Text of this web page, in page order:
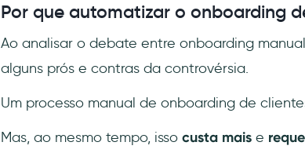
Por que automatizar o onboarding
Ao analisar o debate entre onboarding
alguns prós e contras da controvérsia.
Um processo manual de onboarding de
Mas, ao mesmo tempo, isso custa mais e